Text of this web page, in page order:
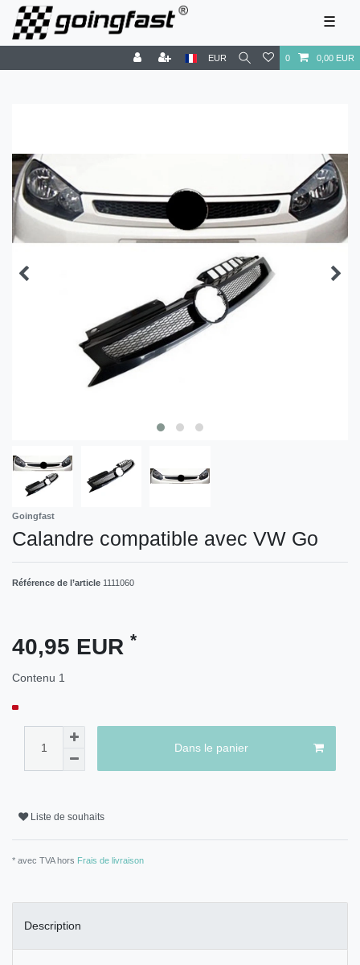
☰
EUR 0 0,00 EUR
Goingfast
Calandre compatible avec VW Go
Référence de l’article 1111060
40,95 EUR *
Contenu 1
Dans le panier
Liste de souhaits
* avec TVA hors Frais de livraison
Description